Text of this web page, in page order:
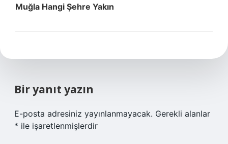
Muğla Hangi Şehre Yakın
Bir yanıt yazın
E-posta adresiniz yayınlanmayacak. Gerekli alanlar
* ile işaretlenmişlerdir